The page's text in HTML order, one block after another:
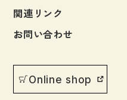
お問い合わせ
表記（かな・漢字）
練習問題
日本留学試験対策
各種試験対策
関連リンク
お問い合わせ
Online shop